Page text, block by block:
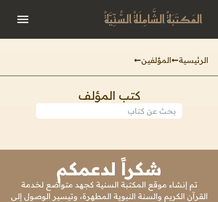
المَكتَبَةُ الشَّامِلَةُ السُّنِّيَّةُ
الرئيسية المؤلفين
كتب المؤلف
شكراً لدعمكم
تم إنشاء موقع المكتبة السنية كجهد متواضع لخدمة
القرآن الكريم والسنة النبوية المطهرة، وتيسير الوصول إلى